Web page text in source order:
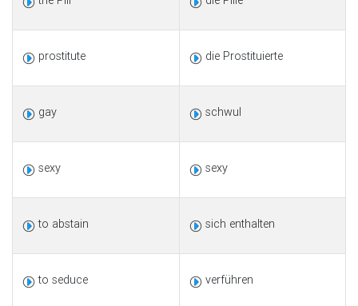
prostitute die Prostituierte
gay schwul
sexy sexy
to abstain sich enthalten
to seduce verführen